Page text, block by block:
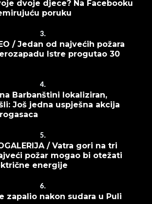
dvoje djece? Na Facebooku
poruku
3.
/ Jedan od najvećih požara
Istre progutao 30
4.
Barbanštini lokaliziran,
Još jedna uspješna akcija
5.
/ Vatra gori na tri
požar mogao bi otežati
energije
6.
zapalio nakon sudara u Puli